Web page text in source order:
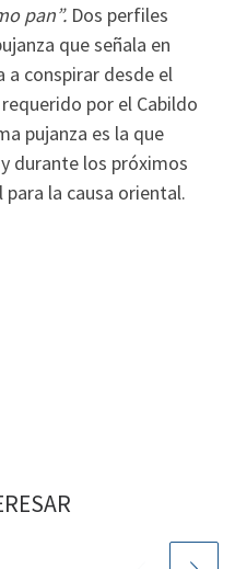
pan”. Dos perfiles
que señala en
a conspirar desde el
por el Cabildo
pujanza es la que
durante los próximos
la causa oriental.